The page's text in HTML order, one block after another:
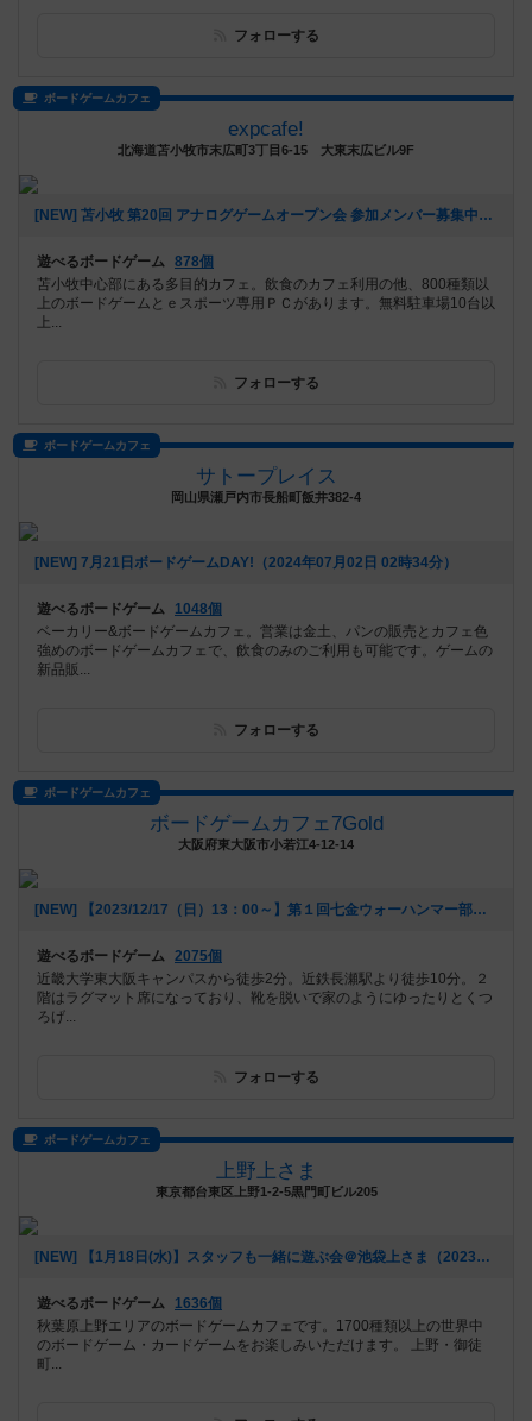
フォローする
ボードゲームカフェ
expcafe!
北海道苫小牧市末広町3丁目6-15 大東末広ビル9F
[NEW] 苫小牧 第20回 アナログゲームオープン会 参加メンバー募集中！（2024年09月05日 23時49分）
遊べるボードゲーム 878個
苫小牧中心部にある多目的カフェ。飲食のカフェ利用の他、800種類以
上のボードゲームとｅスポーツ専用ＰＣがあります。無料駐車場10台以
上...
フォローする
ボードゲームカフェ
サトープレイス
岡山県瀬戸内市長船町飯井382-4
[NEW] 7月21日ボードゲームDAY!（2024年07月02日 02時34分）
遊べるボードゲーム
1048個
ベーカリー&ボードゲームカフェ。営業は金土、パンの販売とカフェ色
強めのボードゲームカフェで、飲食のみのご利用も可能です。ゲームの
新品販...
フォローする
ボードゲームカフェ
ボードゲームカフェ7Gold
大阪府東大阪市小若江4-12-14
[NEW] 【2023/12/17（日）13：00～】第１回七金ウォーハンマー部（2023年12月06日 16時25分）
遊べるボードゲーム 2075個
近畿大学東大阪キャンパスから徒歩2分。近鉄長瀬駅より徒歩10分。２
階はラグマット席になっており、靴を脱いで家のようにゆったりとくつ
ろげ...
フォローする
ボードゲームカフェ
上野上さま
東京都台東区上野1-2-5黒門町ビル205
[NEW] 【1月18日(水)】スタッフも一緒に遊ぶ会＠池袋上さま（2023年01月09日 23時09分）
遊べるボードゲーム
1636個
秋葉原上野エリアのボードゲームカフェです。1700種類以上の世界中
のボードゲーム・カードゲームをお楽しみいただけます。 上野・御徒
町...